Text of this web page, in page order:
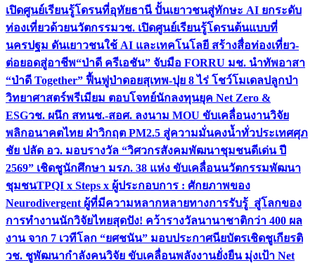
เปิดศูนย์เรียนรู้โดรนที่อุทัยธานี ปั้นเยาวชนสู่ทักษะ AI ยกระดับ
ท่องเที่ยวด้วยนวัตกรรมวช. เปิดศูนย์เรียนรู้โดรนต้นแบบที่
นครปฐม ดันเยาวชนใช้ AI และเทคโนโลยี สร้างสื่อท่องเที่ยว-
ต่อยอดสู่อาชีพ“ป่าดี ครีเอชัน” จับมือ FORRU มช. นำทัพอาสา
“ป่าดี Together” ฟื้นฟูป่าดอยสุเทพ-ปุย 8 ไร่ โชว์โมเดลปลูกป่า
วิทยาศาสตร์พรีเมียม ตอบโจทย์นักลงทุนยุค Net Zero &
ESGวช. ผนึก สทนช.-สอศ. ลงนาม MOU ขับเคลื่อนงานวิจัย
พลิกอนาคตไทย ฝ่าวิกฤต PM2.5 สู่ความมั่นคงน้ำทั่วประเทศศุภ
ชัย ปลัด อว. มอบรางวัล “วิศวกรสังคมพัฒนาชุมชนดีเด่น ปี
2569” เชิดชูนักศึกษา มรภ. 38 แห่ง ขับเคลื่อนนวัตกรรมพัฒนา
ชุมชนTPQI x Steps x ผู้ประกอบการ : ศักยภาพของ
Neurodivergent ผู้ที่มีความหลากหลายทางการรับรู้ สู่โลกของ
การทำงานนักวิจัยไทยสุดปัง! คว้ารางวัลนานาชาติกว่า 400 ผล
งาน จาก 7 เวทีโลก “ยศชนัน” มอบประกาศนียบัตรเชิดชูเกียรติ
วช. ชูพัฒนากำลังคนวิจัย ขับเคลื่อนพลังงานยั่งยืน มุ่งเป้า Net